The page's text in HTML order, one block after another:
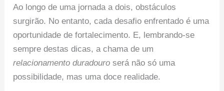
Ao longo de uma jornada a dois, obstáculos
surgirão. No entanto, cada desafio enfrentado é uma
oportunidade de fortalecimento. E, lembrando-se
sempre destas dicas, a chama de um
relacionamento duradouro será não só uma
possibilidade, mas uma doce realidade.